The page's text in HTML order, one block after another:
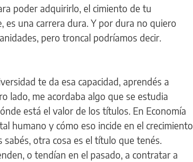
poder adquirirlo, el cimiento de tu
es una carrera dura. Y por dura no quiero
pero troncal podríamos decir.
te da esa capacidad, aprendés a
lado, me acordaba algo que se estudia
está el valor de los títulos. En Economía
humano y cómo eso incide en el crecimiento
sabés, otra cosa es el título que tenés.
o tendían en el pasado, a contratar a